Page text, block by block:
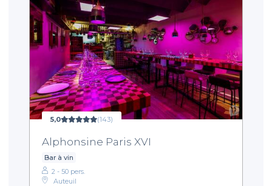
5,0 (143)
Alphonsine Paris XVI
Bar à vin
2 - 50 pers.
Auteuil